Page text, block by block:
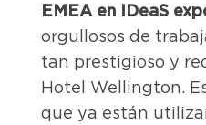
EMEA en IDeaS
orgullosos de
tan prestigioso y
Hotel Wellington.
que ya están